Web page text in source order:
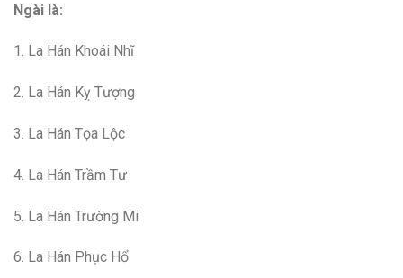
Ngài là:
1. La Hán Khoái Nhĩ
2. La Hán Kỵ Tượng
3. La Hán Tọa Lộc
4. La Hán Trầm Tư
5. La Hán Trường Mi
6. La Hán Phục Hổ